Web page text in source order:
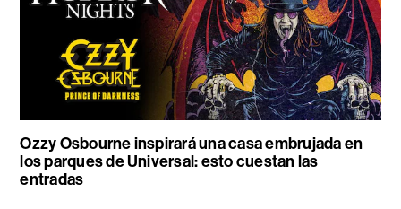
Ozzy Osbourne inspirará una casa embrujada en
los parques de Universal: esto cuestan las
entradas